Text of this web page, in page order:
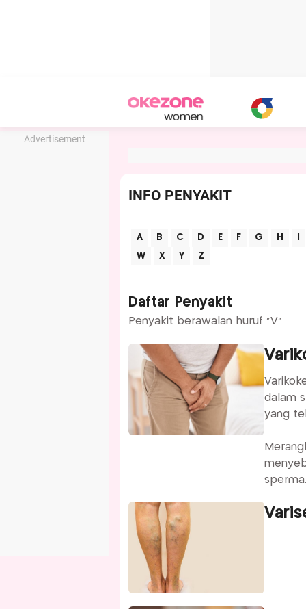
Advertisement
INFO PENYAKIT
A B C D E F G H
W
X Y Z
Daftar Penyakit
Penyakit berawalan huruf "V"
dalam
yang
Maka